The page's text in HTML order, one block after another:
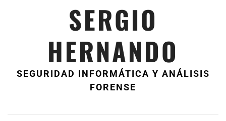
SERGIO
HERNANDO
SEGURIDAD INFORMÁTICA Y ANÁLISIS
FORENSE